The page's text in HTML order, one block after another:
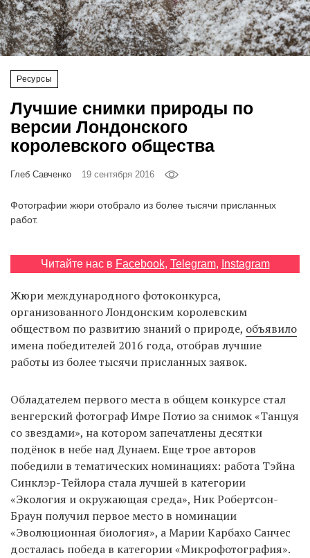
EN
UA
Ресурсы
Лучшие снимки природы по
версии Лондонского
королевского общества
Глеб Савченко 19 сентября 2016
Фотографии жюри отобрало из более тысячи присланных
работ.
Читайте нас в Facebook, Telegram, Instagram
Жюри международного фотоконкурса,
организованного Лондонским королевским
обществом по развитию знаний о природе, объявило
имена победителей 2016 года, отобрав лучшие
работы из более тысячи присланных заявок.
Обладателем первого места в общем конкурсе стал
венгерский фотограф Имре Потио за снимок «Танцуя
со звездами», на котором запечатлены десятки
подёнок в небе над Дунаем. Еще трое авторов
победили в тематических номинациях: работа Тэйна
Синклэр-Тейлора стала лучшей в категории
«Экология и окружающая среда», Ник Робертсон-
Браун получил первое место в номинации
«Эволюционная биология», а Марии Карбахо Санчес
досталась победа в категории «Микрофотография».